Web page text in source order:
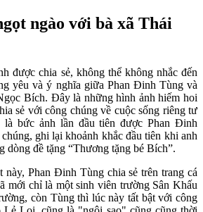
ngào với bà xã Thái
được chia sẻ, không thể không nhắc đến
yêu và ý nghĩa giữa Phan Đinh Tùng và
Bích. Đây là những hình ảnh hiếm hoi
sẻ với công chúng về cuộc sống riêng tư
bức ảnh lần đầu tiên được Phan Đinh
ghi lại khoảnh khắc đầu tiên khi anh
dòng đề tặng “Thương tặng bé Bích”.
này, Phan Đinh Tùng chia sẻ trên trang cá
mới chỉ là một sinh viên trường Sân Khấu
còn Tùng thì lúc này tất bật với công